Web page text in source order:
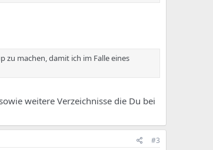
zu machen, damit ich im Falle eines
weitere Verzeichnisse die Du bei
#3